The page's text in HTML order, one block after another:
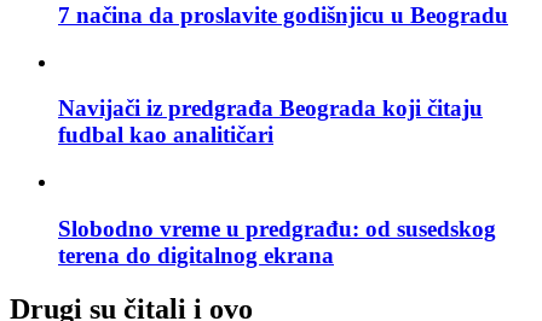
7 načina da proslavite godišnjicu u Beogradu
Navijači iz predgrađa Beograda koji čitaju
fudbal kao analitičari
Slobodno vreme u predgrađu: od susedskog
terena do digitalnog ekrana
Drugi su čitali i ovo